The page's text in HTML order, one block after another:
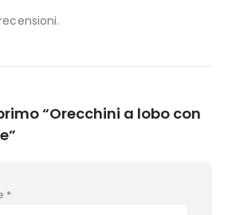
“Orecchini a lobo con
*